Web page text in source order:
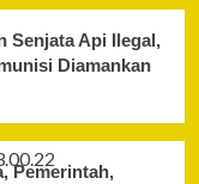
Senjata Api Ilegal,
Diamankan
Pemerintah,